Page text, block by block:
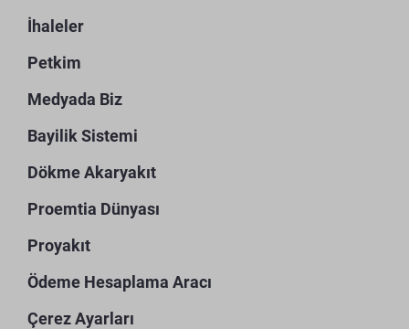
İhaleler
Petkim
Medyada Biz
Bayilik Sistemi
Dökme Akaryakıt
Proemtia Dünyası
Proyakıt
Ödeme Hesaplama Aracı
Çerez Ayarları